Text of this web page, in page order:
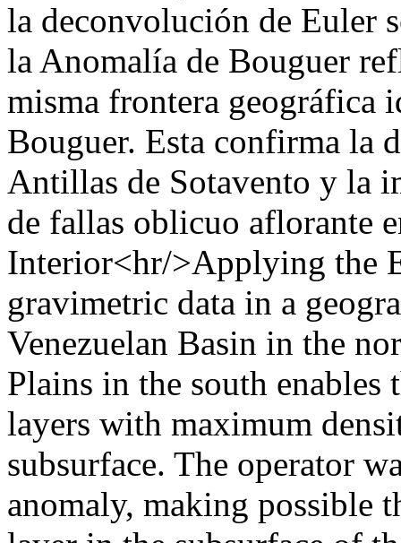
la deconvolución de Euler
la Anomalía de Bouguer
misma frontera geográfica
Bouguer. Esta confirma la
Antillas de Sotavento y la
de fallas oblicuo aflorante
Interior<hr/>Applying the
gravimetric data in a
Venezuelan Basin in the
Plains in the south enables
layers with maximum
subsurface. The operator
anomaly, making possible